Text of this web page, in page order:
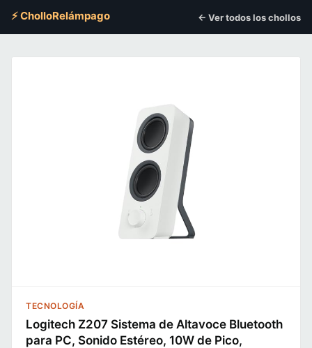
⚡ CholloRelámpago ← Ver todos los chollos
TECNOLOGÍA
Logitech Z207 Sistema de Altavoce Bluetooth
para PC, Sonido Estéreo, 10W de Pico,